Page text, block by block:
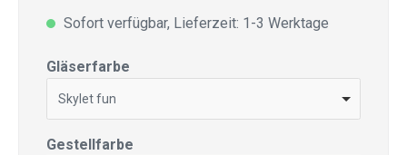
Sofort verfügbar, Lieferzeit: 1-3 Werktage
Gläserfarbe
Skylet fun
Gestellfarbe